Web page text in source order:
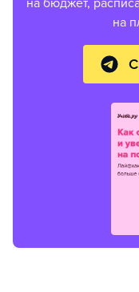
на бюджет,
на